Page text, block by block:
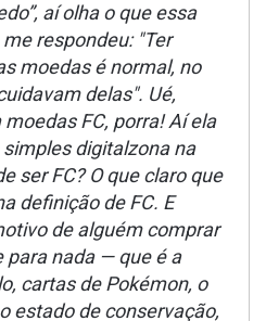
aí olha o que essa
respondeu: "Ter
moedas é normal, no
delas". Ué,
FC, porra! Aí ela
digitalzona na
ser FC? O que claro que
definição de FC. E
de alguém comprar
para nada — que é a
cartas de Pokémon, o
estado de conservação,